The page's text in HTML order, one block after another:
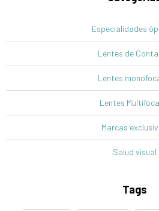
Especialidades
Lentes de
Lentes
Lentes
Marcas
Salud visual
Tags